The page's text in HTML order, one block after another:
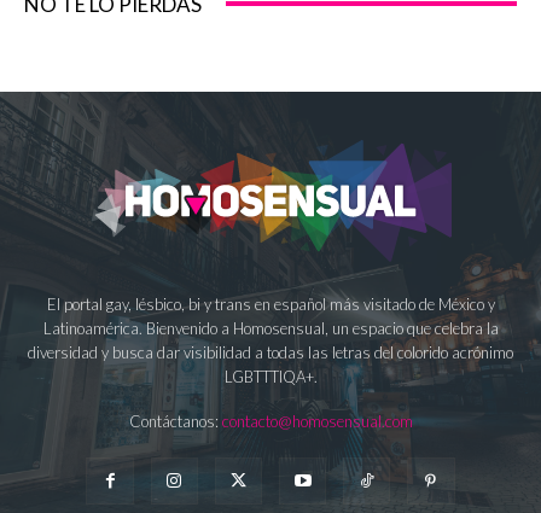
El portal gay, lésbico, bi y trans en español más visitado de México y
Latinoamérica. Bienvenido a Homosensual, un espacio que celebra la
diversidad y busca dar visibilidad a todas las letras del colorido acrónimo
LGBTTTIQA+.
Contáctanos: contacto@homosensual.com